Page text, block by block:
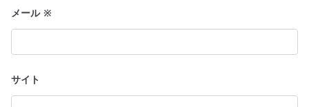
メール ※
サイト